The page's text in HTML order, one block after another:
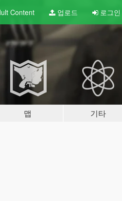
Content 업로드 로그인
맵 기타